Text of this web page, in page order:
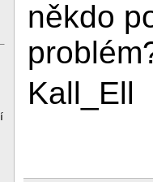
někdo
Kall_Ell